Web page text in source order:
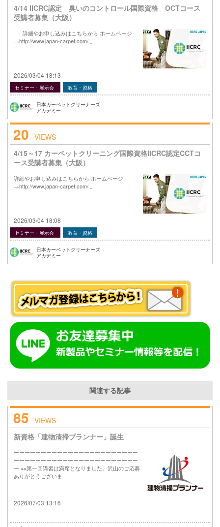
4/14 IICRC認定 臭いのコントロール国際資格 OCTコース
受講者募集（大阪）
詳細やお申し込みはこちらから ホームページ
→http://www.japan-carpet.com/ 。
2026/03/04 18:13
セミナー・展示会 教育・資格
日本カーペットクリーナーズ
アカデミー
20 VIEWS
4/15～17 カーペットクリーニング国際資格IICRC認定CCTコ
ース受講者募集（大阪）
詳細やお申し込みはこちらから ホームページ
→http://www.japan-carpet.com/ 。
2026/03/04 18:08
セミナー・展示会 教育・資格
日本カーペットクリーナーズ
アカデミー
関連する記事
85 VIEWS
新資格「建物清掃プランナー」誕生
ーーーーーーーーーーーーーーーーーーーーーーー
ーーーーーーーーーーーーーーーーーーーーーーー
ー ※※第一回講習は満席となりました。沢山のご応募
ありがとうございま…
2026/07/03 13:16